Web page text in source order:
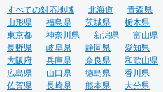
すべての対応地域
北海道 青森県
山形県
福島県 茨城県 栃木県
東京都
神奈川県 新潟県 富山県
長野県
岐阜県 静岡県 愛知県
大阪府
兵庫県 奈良県 和歌山県
広島県
山口県 徳島県 香川県
佐賀県
長崎県 熊本県 大分県